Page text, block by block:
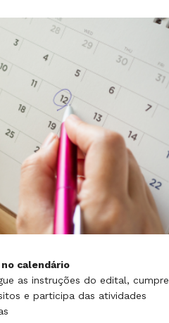
calendário
as instruções do edital, cumpre
e participa das atividades